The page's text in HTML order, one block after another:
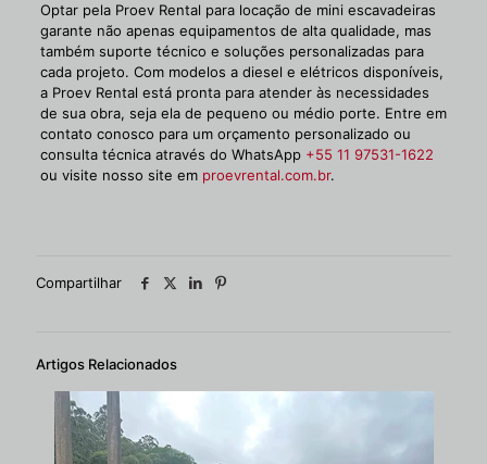
Optar pela Proev Rental para locação de mini escavadeiras
garante não apenas equipamentos de alta qualidade, mas
também suporte técnico e soluções personalizadas para
cada projeto. Com modelos a diesel e elétricos disponíveis,
a Proev Rental está pronta para atender às necessidades
de sua obra, seja ela de pequeno ou médio porte. Entre em
contato conosco para um orçamento personalizado ou
consulta técnica através do WhatsApp +55 11 97531-1622
ou visite nosso site em proevrental.com.br.
Compartilhar
Artigos Relacionados